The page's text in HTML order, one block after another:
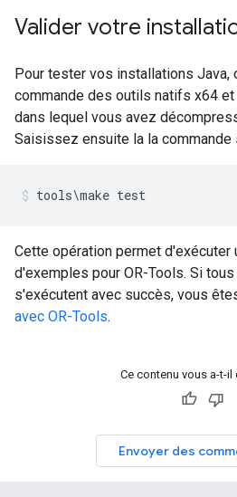
Valider votre
Pour tester vos installations Java,
commande des outils natifs x64
dans lequel vous avez
Saisissez ensuite la la commande
tools\make test
Cette opération permet d'exécuter
d'exemples pour OR-Tools. Si
s'exécutent avec succès, vous
avec OR-Tools.
Ce contenu vous a-t-il
Envoyer des